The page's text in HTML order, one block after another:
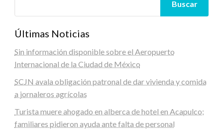
Buscar
Últimas Noticias
Sin información disponible sobre el Aeropuerto
Internacional de la Ciudad de México
SCJN avala obligación patronal de dar vivienda y comida
a jornaleros agrícolas
Turista muere ahogado en alberca de hotel en Acapulco;
familiares pidieron ayuda ante falta de personal